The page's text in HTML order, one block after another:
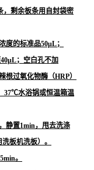
，剩余板条用自封袋密
度的标准品50μL；
；空白孔不加
根过氧化物酶（HRP）
37℃水浴锅或恒温箱温
静置1min，甩去洗涤
板机洗板）。
。